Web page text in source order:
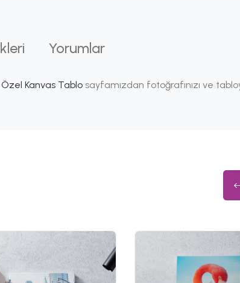
Yorumlar
Özel Kanvas Tablo sayfamızdan fotoğrafınızı ve